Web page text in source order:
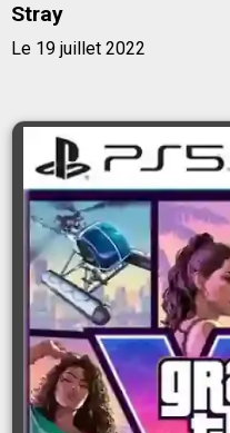
Stray
Le 19 juillet 2022